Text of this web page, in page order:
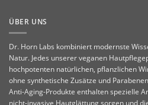
ÜBER UNS
Dr. Horn Labs kombiniert modernste
Natur. Jedes unserer veganen
hochpotenten natürlichen, pflanzlichen
ohne synthetische Zusätze und
Anti-Aging-Produkte enthalten spezielle